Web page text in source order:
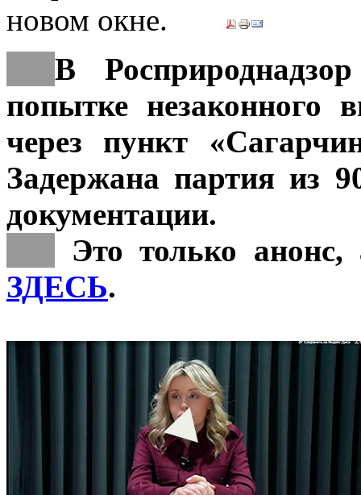
В
попытке незаконного
через пункт
Задержана партия из
документации.
Это только
ЗДЕСЬ.